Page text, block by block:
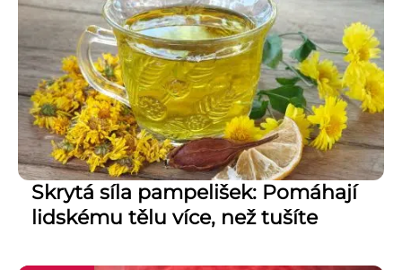
Skrytá síla pampelišek: Pomáhají
lidskému tělu více, než tušíte